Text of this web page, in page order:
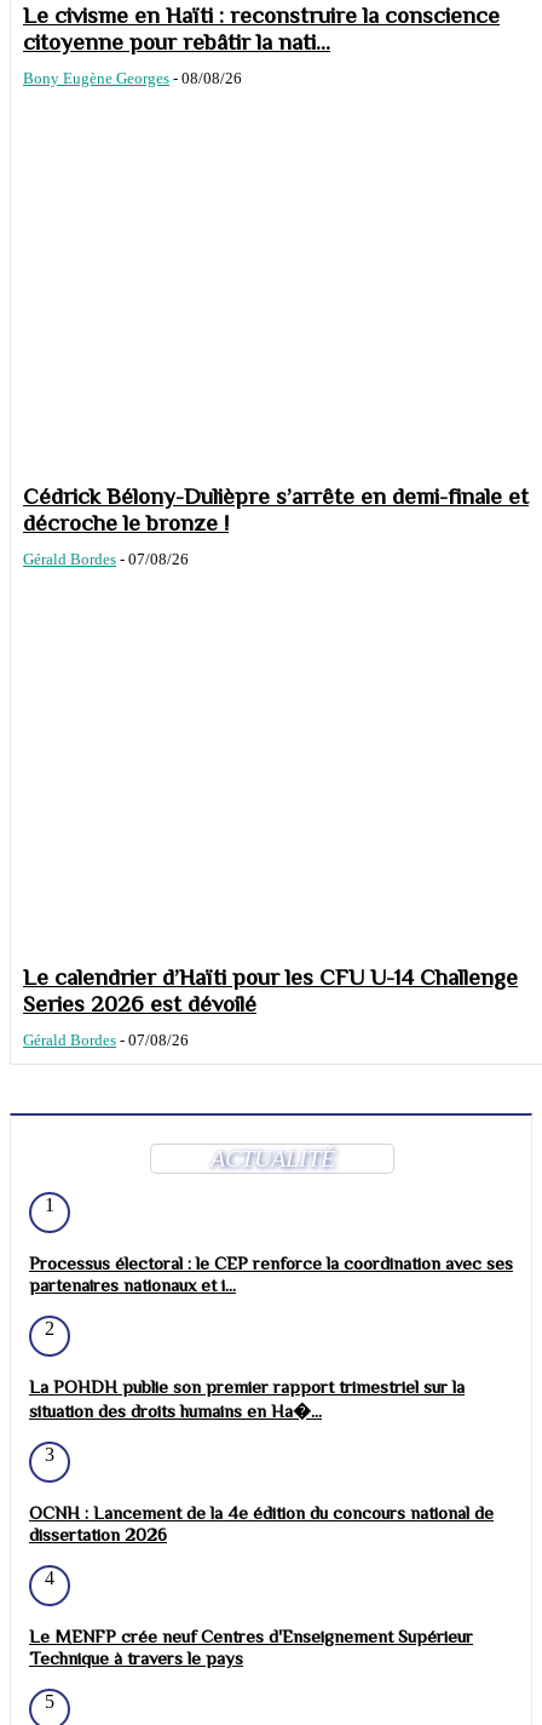
Le civisme en Haïti : reconstruire la conscience
citoyenne pour rebâtir la nati...
Bony Eugène Georges - 08/08/26
Cédrick Bélony-Dulièpre s’arrête en demi-finale et
décroche le bronze !
Gérald Bordes - 07/08/26
Le calendrier d’Haïti pour les CFU U-14 Challenge
Series 2026 est dévoilé
Gérald Bordes - 07/08/26
ACTUALITÉ
1
Processus électoral : le CEP renforce la coordination avec ses
partenaires nationaux et i...
2
La POHDH publie son premier rapport trimestriel sur la
situation des droits humains en Ha�...
3
OCNH : Lancement de la 4e édition du concours national de
dissertation 2026
4
Le MENFP crée neuf Centres d'Enseignement Supérieur
Technique à travers le pays
5